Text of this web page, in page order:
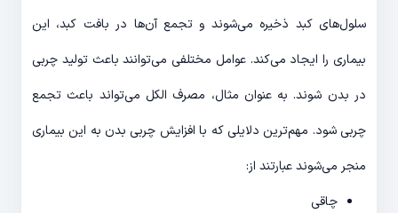
سلول­‌های کبد ذخیره می­‌شوند و تجمع آن­‌ها در بافت کبد، این
بیماری را ایجاد می‌­کند. عوامل مختلفی می­‌توانند باعث تولید چربی
در بدن شوند. به عنوان مثال، مصرف الکل می­‌تواند باعث تجمع
چربی شود. مهم­‌ترین دلایلی که با افزایش چربی بدن به این بیماری
منجر می‌­شوند عبارتند از:
چاقی